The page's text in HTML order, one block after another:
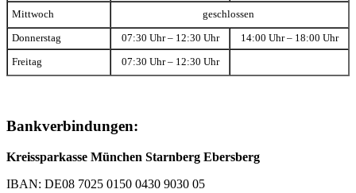
Mittwoch geschlossen
Donnerstag 07:30 Uhr – 12:30 Uhr 14:00 Uhr – 18:00 Uhr
Freitag 07:30 Uhr – 12:30 Uhr
Bankverbindungen:
Kreissparkasse München Starnberg Ebersberg
IBAN: DE08 7025 0150 0430 9030 05